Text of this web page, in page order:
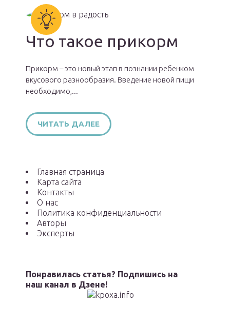
Что такое прикорм
Прикорм – это новый этап в познании ребенком
вкусового разнообразия. Введение новой пищи
необходимо,...
ЧИТАТЬ ДАЛЕЕ
Главная страница
Карта сайта
Контакты
О нас
Политика конфиденциальности
Авторы
Эксперты
Понравилась статья? Подпишись на
наш канал в Дзене!